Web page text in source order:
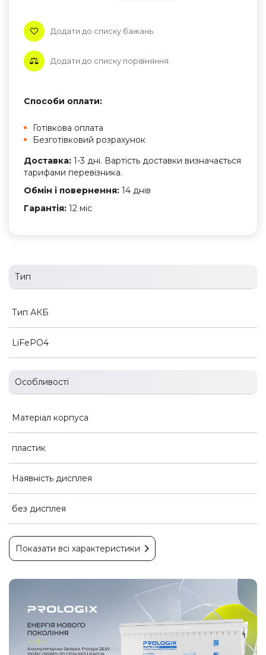
Додати до списку бажань
Додати до списку порівняння
Способи оплати:
Готівкова оплата
Безготівковий розрахунок
Доставка: 1-3 дні. Вартість доставки визначається
тарифами перевізника.
Обмін і повернення: 14 днів
Гарантія: 12 міс
Тип
Тип АКБ
LiFePO4
Особливості
Матеріал корпуса
пластик
Наявність дисплея
без дисплея
Показати всі характеристики